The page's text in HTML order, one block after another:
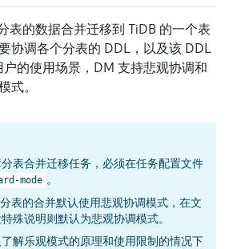
表的数据合并迁移到 TiDB 的一个表
协调各个分表的 DDL，以及该 DDL
的使用场景，DM 支持悲观协调和
式。
表合并迁移任务，必须在任务配置文件
mode 。
表的合并默认使用悲观协调模式，在文
殊说明则默认为悲观协调模式。
解乐观模式的原理和使用限制的情况下